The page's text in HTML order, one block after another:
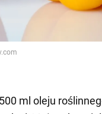
ml oleju